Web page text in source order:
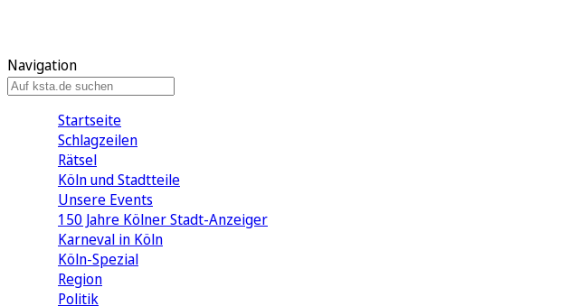
Navigation
Startseite
Schlagzeilen
Rätsel
Köln und Stadtteile
Unsere Events
150 Jahre Kölner Stadt-Anzeiger
Karneval in Köln
Köln-Spezial
Region
Politik